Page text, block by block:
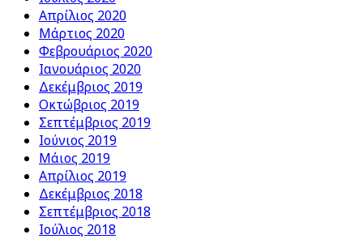
Απρίλιος 2020
Μάρτιος 2020
Φεβρουάριος 2020
Ιανουάριος 2020
Δεκέμβριος 2019
Οκτώβριος 2019
Σεπτέμβριος 2019
Ιούνιος 2019
Μάιος 2019
Απρίλιος 2019
Δεκέμβριος 2018
Σεπτέμβριος 2018
Ιούλιος 2018